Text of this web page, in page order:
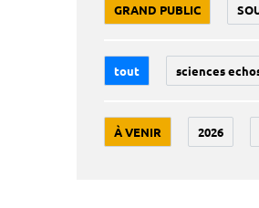
GRAND PUBLIC
tout sciences
À VENIR 2026